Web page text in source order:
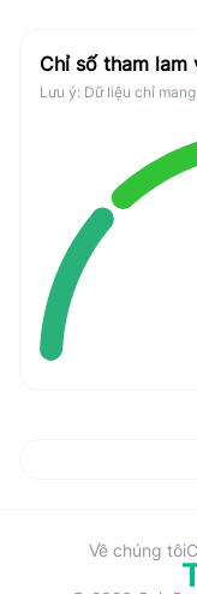
Chỉ số tham lam
Lưu ý: Dữ liệu chỉ
Về chúng tôi